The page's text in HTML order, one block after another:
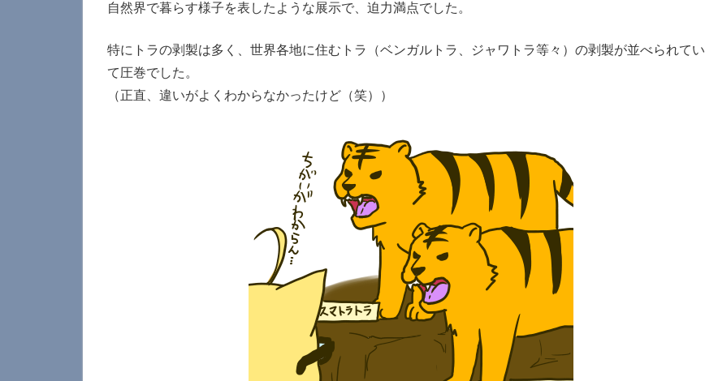
自然界で暮らす様子を表したような展示で、迫力満点でした。
特にトラの剥製は多く、世界各地に住むトラ（ベンガルトラ、ジャワトラ等々）の剥製が並べられてい
て圧巻でした。
（正直、違いがよくわからなかったけど（笑））